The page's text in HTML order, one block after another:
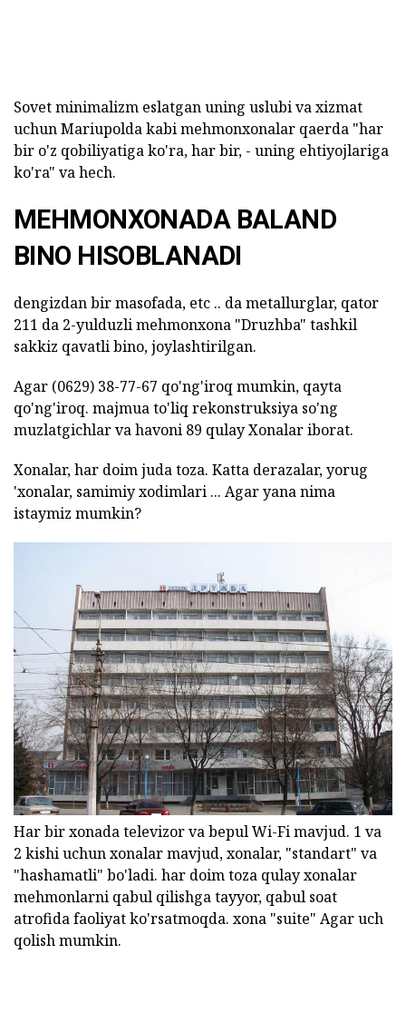
Sovet minimalizm eslatgan uning uslubi va xizmat
uchun Mariupolda kabi mehmonxonalar qaerda "har
bir o'z qobiliyatiga ko'ra, har bir, - uning ehtiyojlariga
ko'ra" va hech.
MEHMONXONADA BALAND
BINO HISOBLANADI
dengizdan bir masofada, etc .. da metallurglar, qator
211 da 2-yulduzli mehmonxona "Druzhba" tashkil
sakkiz qavatli bino, joylashtirilgan.
Agar (0629) 38-77-67 qo'ng'iroq mumkin, qayta
qo'ng'iroq. majmua to'liq rekonstruksiya so'ng
muzlatgichlar va havoni 89 qulay Xonalar iborat.
Xonalar, har doim juda toza. Katta derazalar, yorug
'xonalar, samimiy xodimlari ... Agar yana nima
istaymiz mumkin?
Har bir xonada televizor va bepul Wi-Fi mavjud. 1 va
2 kishi uchun xonalar mavjud, xonalar, "standart" va
"hashamatli" bo'ladi. har doim toza qulay xonalar
mehmonlarni qabul qilishga tayyor, qabul soat
atrofida faoliyat ko'rsatmoqda. xona "suite" Agar uch
qolish mumkin.